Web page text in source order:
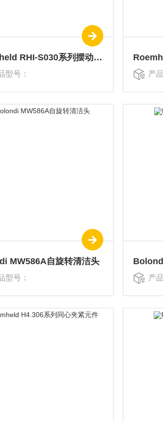
Roemheld RHI-S030系列摆动夹具
型号： 产
MW586A自旋转清洁头
型号： 产